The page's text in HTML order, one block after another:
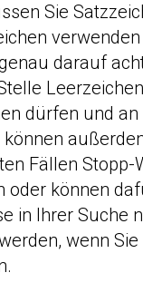
Sie
darauf
Leerzeichen
dürfen und an
können
Fällen Stopp-
oder können
in Ihrer Suche
wenn Sie